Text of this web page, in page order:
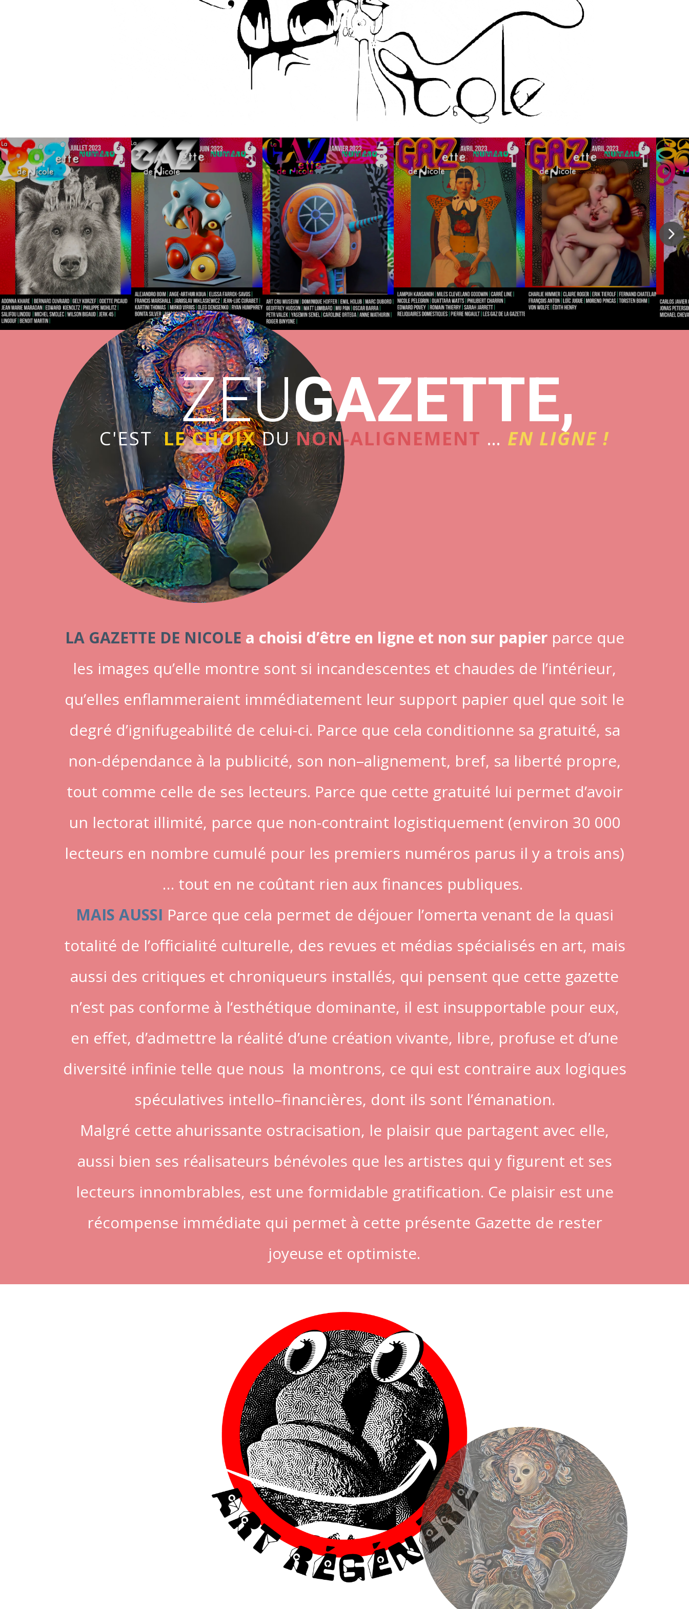
Z​EUGAZETTE,
C'EST LE CHOIX DU NON-ALIGNEMENT … EN LIGNE !
LA GAZETTE DE NICOLE a choisi d’être en ligne et non sur papier parce que
les images qu’elle montre sont si incandescentes et chaudes de l’intérieur,
qu’elles enflammeraient immédiatement leur support papier quel que soit le
degré d’ignifugeabilité de celui-ci. Parce que cela conditionne sa gratuité, sa
non-dépendance à la publicité, son non–alignement, bref, sa liberté propre,
tout comme celle de ses lecteurs. Parce que cette gratuité lui permet d’avoir
un lectorat illimité, parce que non-contraint logistiquement (environ 30 000
lecteurs en nombre cumulé pour les premiers numéros parus il y a trois ans)
… tout en ne coûtant rien aux finances publiques.
MAIS AUSSI Parce que cela permet de déjouer l’omerta venant de la quasi
totalité de l’officialité culturelle, des revues et médias spécialisés en art, mais
aussi des critiques et chroniqueurs installés, qui pensent que cette gazette
n’est pas conforme à l‘esthétique dominante, il est insupportable pour eux,
en effet, d’admettre la réalité d’une création vivante, libre, profuse et d’une
diversité infinie telle que nous la montrons, ce qui est contraire aux logiques
spéculatives intello–financières, dont ils sont l’émanation.
Malgré cette ahurissante ostracisation, le plaisir que partagent avec elle,
aussi bien ses réalisateurs bénévoles que les artistes qui y figurent et ses
lecteurs innombrables, est une formidable gratification. Ce plaisir est une
récompense immédiate qui permet à cette présente Gazette de rester
joyeuse et optimiste.